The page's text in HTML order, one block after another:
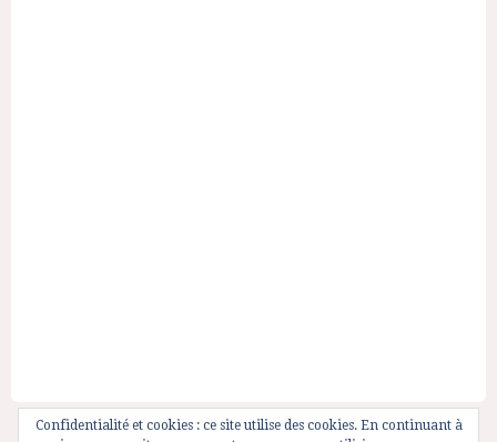
Confidentialité et cookies : ce site utilise des cookies. En continuant à